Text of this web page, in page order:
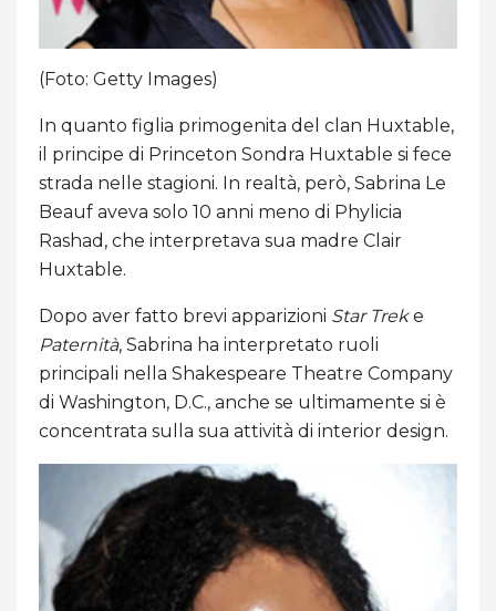
(Foto: Getty Images)
In quanto figlia primogenita del clan Huxtable,
il principe di Princeton Sondra Huxtable si fece
strada nelle stagioni. In realtà, però, Sabrina Le
Beauf aveva solo 10 anni meno di Phylicia
Rashad, che interpretava sua madre Clair
Huxtable.
Dopo aver fatto brevi apparizioni Star Treke
Paternità, Sabrina ha interpretato ruoli
principali nella Shakespeare Theatre Company
di Washington, D.C., anche se ultimamente si è
concentrata sulla sua attività di interior design.